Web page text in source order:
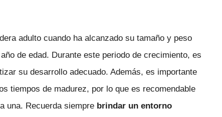
adulto cuando ha alcanzado su tamaño y peso
de edad. Durante este periodo de crecimiento, es
su desarrollo adecuado. Además, es importante
tiempos de madurez, por lo que es recomendable
una. Recuerda siempre brindar un entorno